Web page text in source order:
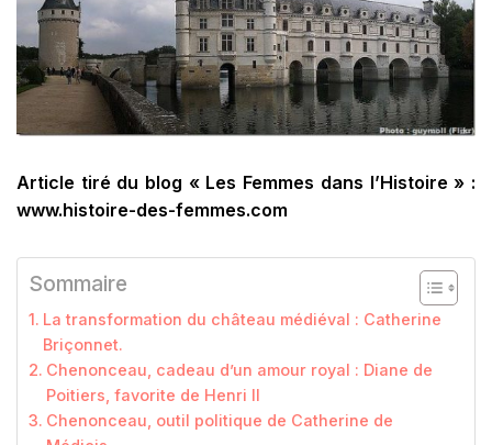
Article tiré du blog « Les Femmes dans l’Histoire » :
www.histoire-des-femmes.com
Sommaire
La transformation du château médiéval : Catherine
Briçonnet.
Chenonceau, cadeau d’un amour royal : Diane de
Poitiers, favorite de Henri II
Chenonceau, outil politique de Catherine de